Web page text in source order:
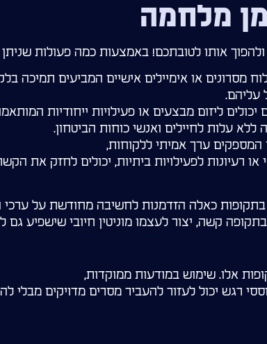
מלחמה
אותו לטובתכם! באמצעות כמה פעולות שניתן
מסרונים או אימיילים אישיים המביעים תמיכה
עליהם.
יכולים ליזום מבצעים או פעילויות ייחודיות
עלות לחיילים ואנשי כוחות הביטחון.
המספקים ערך אמיתי ללקוחות,
רעיונות לפעילויות ביתיות, יכולים לחזק את
כאלה הזדמנות לחשיבה מחודשת על
בתקופה קשה, יצור לעצמו מוניטין חיובי שישפיע
אלו. שימוש במודעות ממוקדות,
רגש יכול לעזור להעביר מסרים מדויקים מבלי